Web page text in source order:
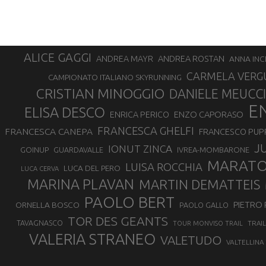
ALICE GAGGI ANDREA MAYR ANDREA ROSTAN ANNA
CAMPIONATO ITALIANO SKYRUNNING CARMELA
CRISTIAN MINOGGIO DANIELE MEUCCI
ELISA DESCO ENRICA PERICO ENZO CAPORASO
FRANCESCA CANEPA FRANCESCA GHELFI FRANCESCO
GOINUP GUARDAVALLE IONUT ZINCA IVREA-MOMBARONE
LUCA CERVA LUCA DEL PERO LUISA ROCCHIA
MARINA PLAVAN MARTIN DEMATTEIS
ORNELLA BOSCO PAOLO BERT PAOLO GALLO PIETRO
TAVAGNASCO TOR DES GEANTS TOUR MONVISO TRAIL
VALERIA STRANEO VALETUDO VALTELLINA